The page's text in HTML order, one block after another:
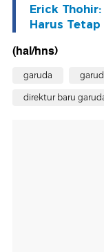
Erick
Harus Tetap
(hal/hns)
garuda
direktur baru